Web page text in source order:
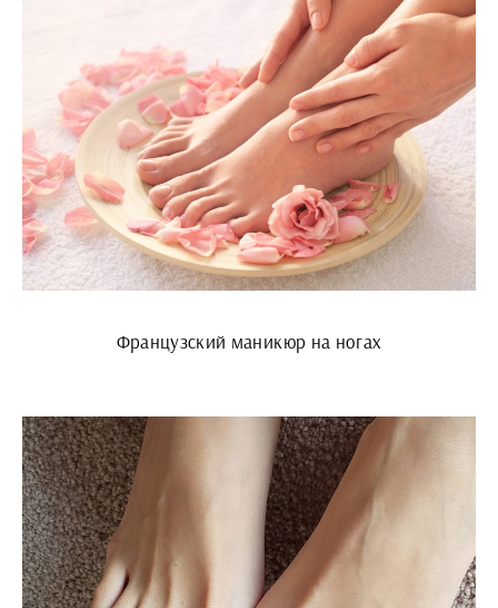
Французский маникюр на ногах